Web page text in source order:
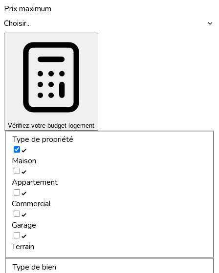
Prix maximum
Choisir...
Vérifiez votre budget logement
Type de propriété
Maison
Appartement
Commercial
Garage
Terrain
Type de bien